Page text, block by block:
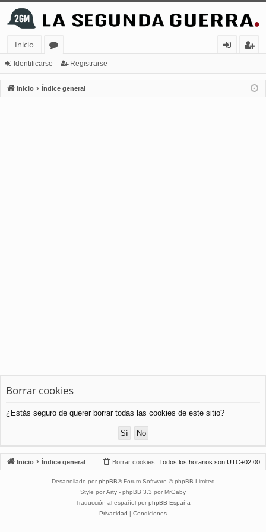
Inicio
or
os
nt
ifi
ist
ra
Identificarse Registrarse
Inicio Índice general
Borrar cookies
¿Estás seguro de querer borrar todas las cookies de este sitio?
Inicio Índice general Todos los horarios son UTC+02:00
Borrar cookies
Desarrollado por phpBB® Forum Software © phpBB Limited
Style por Arty - phpBB 3.3 por MrGaby
Traducción al español por phpBB España
Privacidad | Condiciones